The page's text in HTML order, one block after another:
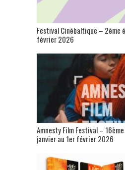
Festival Cinébaltique – 2ème
février 2026
Amnesty Film Festival –
janvier au 1er février 2026